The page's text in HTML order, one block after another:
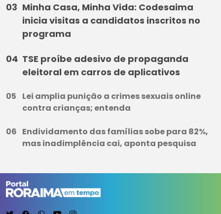
Minha Casa, Minha Vida: Codesaima
inicia visitas a candidatos inscritos no
programa
TSE proíbe adesivo de propaganda
eleitoral em carros de aplicativos
Lei amplia punição a crimes sexuais online
contra crianças; entenda
Endividamento das famílias sobe para 82%,
mas inadimplência cai, aponta pesquisa